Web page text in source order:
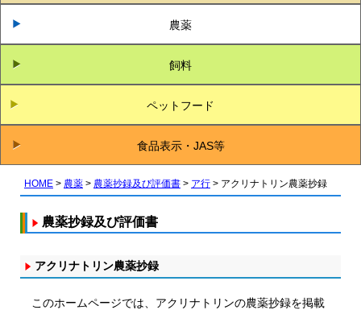
農薬
飼料
ペットフード
食品表示・JAS等
HOME 農薬 農薬抄録及び評価書 ア行 アクリナトリン農薬抄録
農薬抄録及び評価書
アクリナトリン農薬抄録
このホームページでは、アクリナトリンの農薬抄録を掲載